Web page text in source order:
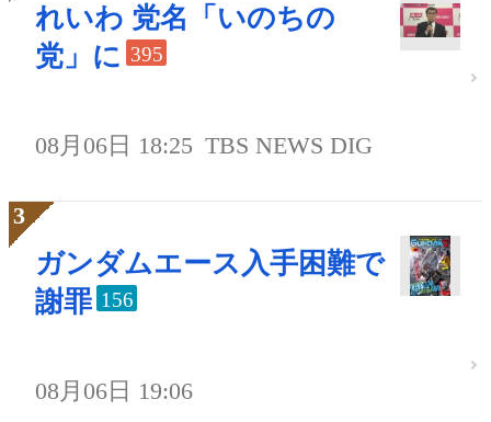
れいわ 党名「いのちの
党」に 395
08月06日 18:25 TBS NEWS DIG
ガンダムエース入手困難で
謝罪 156
08月06日 19:06